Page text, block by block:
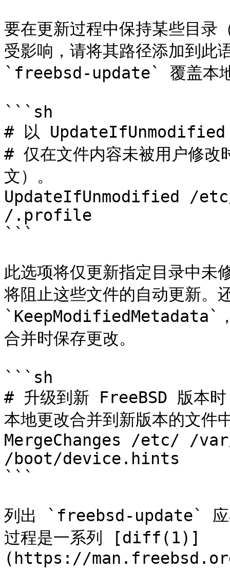
要在更新过程中保持某些
受影响，请将其路径添加到此
`freebsd-update` 覆盖本
```sh
# 以 UpdateIfUnmodified
# 仅在文件内容未被用户修改
文）。
UpdateIfUnmodified
/.profile
```
此选项将仅更新指定目录中未
将阻止这些文件的自动更新。
`KeepModifiedMetadata`
合并时保存更改。
```sh
# 升级到新 FreeBSD 版本
本地更改合并到新版本的文件
MergeChanges /etc/ /
/boot/device.hints
```
列出 `freebsd-update` 应尝
过程是一系列 [diff(1)]
(https://